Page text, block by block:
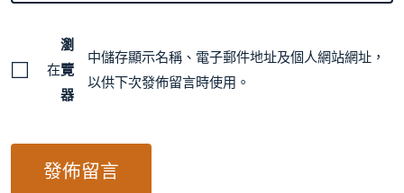
在
瀏
覽
器
中儲存顯示名稱、電子郵件地址及個人網站網址，
以供下次發佈留言時使用。